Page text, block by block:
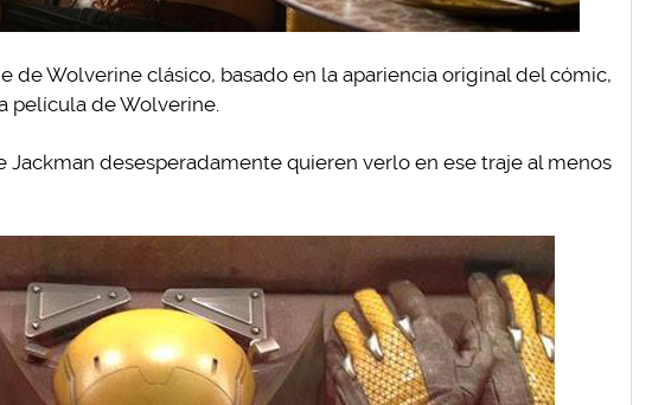
de Wolverine clásico, basado en la apariencia original del cómic,
película de Wolverine.
Jackman desesperadamente quieren verlo en ese traje al menos